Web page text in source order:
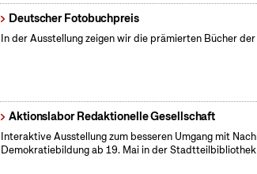
Deutscher Fotobuchpreis
In der Ausstellung zeigen wir die prämierten Bücher
Aktionslabor Redaktionelle Gesellschaft
Interaktive Ausstellung zum besseren Umgang mit
Demokratiebildung ab 19. Mai in der